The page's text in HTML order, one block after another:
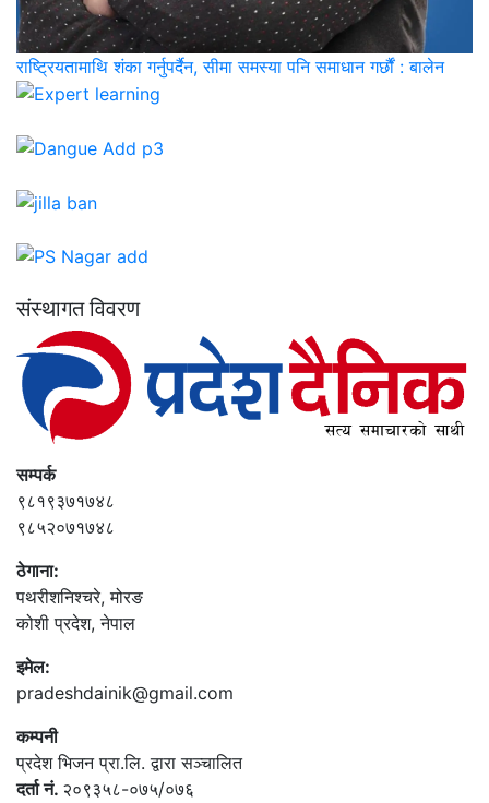
राष्ट्रियतामाथि शंका गर्नुपर्दैन, सीमा समस्या पनि समाधान गर्छौं : बालेन
संस्थागत विवरण
सम्पर्क
९८१९३७१७४८
९८५२०७१७४८
ठेगाना:
पथरीशनिश्‍चरे, मोरङ
कोशी प्रदेश, नेपाल
इमेल:
pradeshdainik@gmail.com
कम्पनी
प्रदेश भिजन प्रा.लि. द्वारा सञ्‍चालित
दर्ता नं. २०९३५८-०७५/०७६